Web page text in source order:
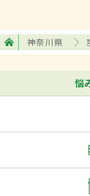
神奈川県
悩